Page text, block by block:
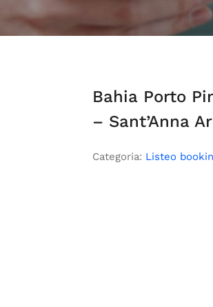
Bahia Porto
– Sant’Anna
Categoria: Listeo